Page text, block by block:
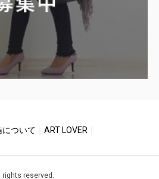
ついて ART LOVER
rights reserved.